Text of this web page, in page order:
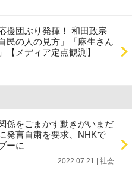
援団ぶり発揮！ 和田政宗
民の人の見方」「麻生さん
【メディア定点観測】
係をごまかす動きがいまだ
発言自粛を要求、NHKで
ーに
2022.07.21 | 社会